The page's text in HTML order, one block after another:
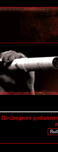
Последние